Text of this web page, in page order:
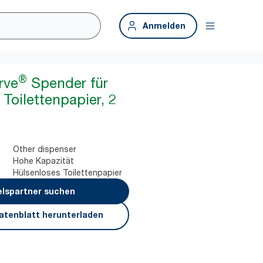
Anmelden
® Spender für
2
Other dispenser
Hohe Kapazität
Hülsenloses Toilettenpapier
suchen
herunterladen